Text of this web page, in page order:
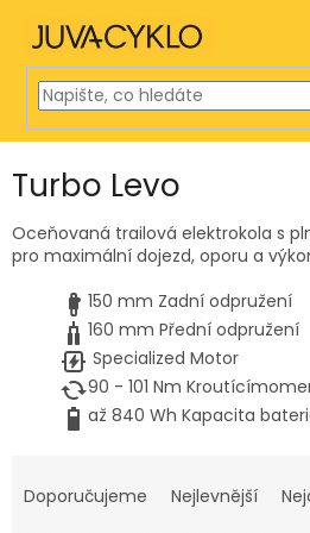
obsah
Turbo Levo
Oceňovaná trailová elektrokola s
pro maximální dojezd, oporu a
150 mm Zadní odpružení
160 mm Přední odpružení
Specialized Motor
90 - 101 Nm Kroutící
až 840 Wh Kapacita
aDoporučujeme Nejlevnější